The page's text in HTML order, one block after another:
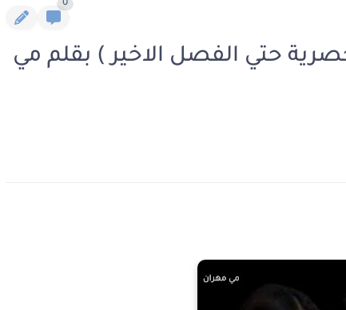
0
حتي الفصل الاخير ) بقلم مي